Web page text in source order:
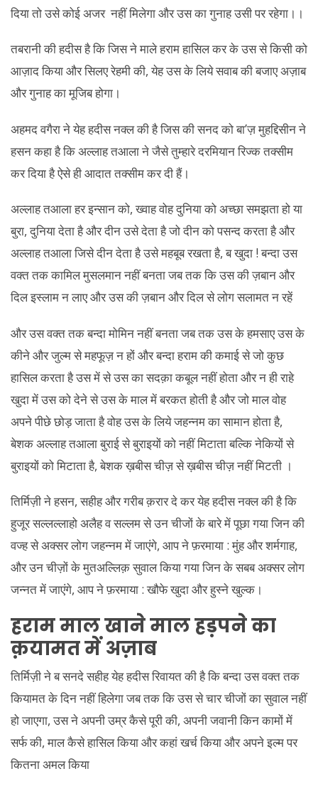
दिया तो उसे कोई अजर नहीं मिलेगा और उस का गुनाह उसी पर रहेगा।।
तबरानी की हदीस है कि जिस ने माले हराम हासिल कर के उस से किसी को
आज़ाद किया और सिलए रेहमी की, येह उस के लिये सवाब की बजाए अज़ाब
और गुनाह का मूजिब होगा।
अहमद वगैरा ने येह हदीस नक्ल की है जिस की सनद को बा’ज़ मुहद्दिसीन ने
हसन कहा है कि अल्लाह तआला ने जैसे तुम्हारे दरमियान रिज्क तक्सीम
कर दिया है ऐसे ही आदात तक्सीम कर दी हैं।
अल्लाह तआला हर इन्सान को, ख्वाह वोह दुनिया को अच्छा समझता हो या
बुरा, दुनिया देता है और दीन उसे देता है जो दीन को पसन्द करता है और
अल्लाह तआला जिसे दीन देता है उसे महबूब रखता है, ब खुदा ! बन्दा उस
वक्त तक कामिल मुसलमान नहीं बनता जब तक कि उस की ज़बान और
दिल इस्लाम न लाए और उस की ज़बान और दिल से लोग सलामत न रहें
और उस वक्त तक बन्दा मोमिन नहीं बनता जब तक उस के हमसाए उस के
कीने और जुल्म से महफूज़ न हों और बन्दा हराम की कमाई से जो कुछ
हासिल करता है उस में से उस का सदक़ा कबूल नहीं होता और न ही राहे
खुदा में उस को देने से उस के माल में बरकत होती है और जो माल वोह
अपने पीछे छोड़ जाता है वोह उस के लिये जहन्नम का सामान होता है,
बेशक अल्लाह तआला बुराई से बुराइयों को नहीं मिटाता बल्कि नेकियों से
बुराइयों को मिटाता है, बेशक ख़बीस चीज़ से ख़बीस चीज़ नहीं मिटती ।
तिर्मिज़ी ने हसन, सहीह और गरीब क़रार दे कर येह हदीस नक्ल की है कि
हुजूर सल्लल्लाहो अलैह व सल्लम से उन चीजों के बारे में पूछा गया जिन की
वज्ह से अक्सर लोग जहन्नम में जाएंगे, आप ने फ़रमाया : मुंह और शर्मगाह,
और उन चीज़ों के मुतअल्लिक़ सुवाल किया गया जिन के सबब अक्सर लोग
जन्नत में जाएंगे, आप ने फ़रमाया : खौफे खुदा और हुस्ने खुल्क।
हराम माल खाने माल हड़पने का
क़यामत में अज़ाब
तिर्मिज़ी ने ब सनदे सहीह येह हदीस रिवायत की है कि बन्दा उस वक्त तक
कियामत के दिन नहीं हिलेगा जब तक कि उस से चार चीजों का सुवाल नहीं
हो जाएगा, उस ने अपनी उम्र कैसे पूरी की, अपनी जवानी किन कामों में
सर्फ की, माल कैसे हासिल किया और कहां खर्च किया और अपने इल्म पर
कितना अमल किया